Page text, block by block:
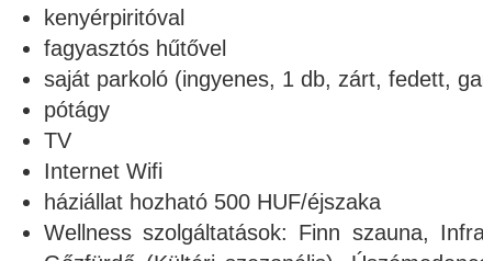
kenyérpiritóval
fagyasztós hűtővel
saját parkoló (ingyenes, 1 db, zárt, fedett,
pótágy
TV
Internet Wifi
háziállat hozható 500 HUF/éjszaka
Wellness szolgáltatások: Finn szauna,